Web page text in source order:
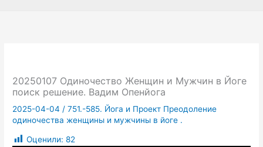
20250107 Одиночество Женщин и Мужчин в Йоге
поиск решение. Вадим Опенйога
2025-04-04 /751.-585. Йога и Проект Преодоление
одиночества женщины и мужчины в йоге .
Оценили: 82